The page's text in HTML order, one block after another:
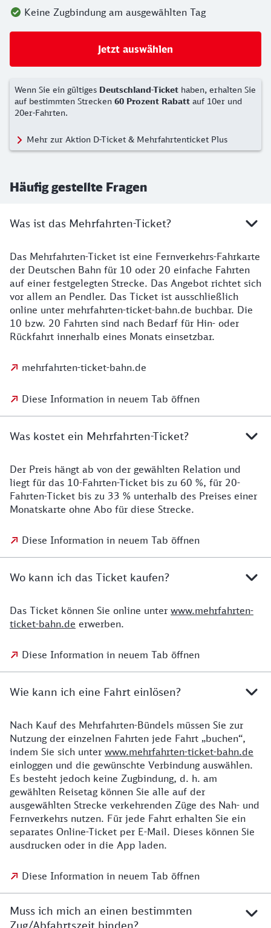
Keine Zugbindung am ausgewählten Tag
Jetzt auswählen
Wenn Sie ein gültiges Deutschland-Ticket haben, erhalten Sie
auf bestimmten Strecken 60 Prozent Rabatt auf 10er und
20er-Fahrten.
Mehr zur Aktion D-Ticket & Mehrfahrtenticket Plus
Häufig gestellte Fragen
Was ist das Mehrfahrten-Ticket?
Das Mehrfahrten-Ticket ist eine Fernverkehrs-Fahrkarte
der Deutschen Bahn für 10 oder 20 einfache Fahrten
auf einer festgelegten Strecke. Das Angebot richtet sich
vor allem an Pendler. Das Ticket ist ausschließlich
online unter mehrfahrten-ticket-bahn.de buchbar. Die
10 bzw. 20 Fahrten sind nach Bedarf für Hin- oder
Rückfahrt innerhalb eines Monats einsetzbar.
mehrfahrten-ticket-bahn.de
Diese Information in neuem Tab öffnen
Was kostet ein Mehrfahrten-Ticket?
Der Preis hängt ab von der gewählten Relation und
liegt für das 10-Fahrten-Ticket bis zu 60 %, für 20-
Fahrten-Ticket bis zu 33 % unterhalb des Preises einer
Monatskarte ohne Abo für diese Strecke.
Diese Information in neuem Tab öffnen
Wo kann ich das Ticket kaufen?
Das Ticket können Sie online unter www.mehrfahrten-
ticket-bahn.de erwerben.
Diese Information in neuem Tab öffnen
Wie kann ich eine Fahrt einlösen?
Nach Kauf des Mehrfahrten-Bündels müssen Sie zur
Nutzung der einzelnen Fahrten jede Fahrt „buchen“,
indem Sie sich unter www.mehrfahrten-ticket-bahn.de
einloggen und die gewünschte Verbindung auswählen.
Es besteht jedoch keine Zugbindung, d. h. am
gewählten Reisetag können Sie alle auf der
ausgewählten Strecke verkehrenden Züge des Nah- und
Fernverkehrs nutzen. Für jede Fahrt erhalten Sie ein
separates Online-Ticket per E-Mail. Dieses können Sie
ausdrucken oder in die App laden.
Diese Information in neuem Tab öffnen
Muss ich mich an einen bestimmten
Zug/Abfahrtszeit binden?